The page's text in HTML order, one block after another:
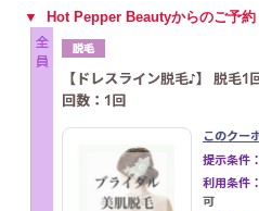
▼ Hot Pepper Beautyからのご予約